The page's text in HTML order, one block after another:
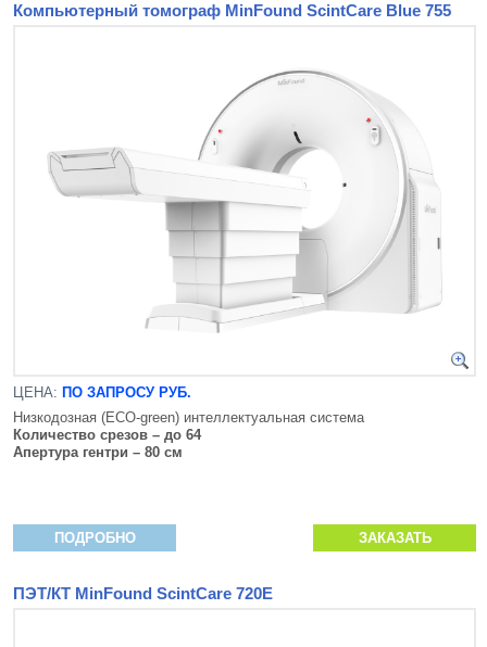
Компьютерный томограф MinFound ScintCare Blue 755
ЦЕНА: ПО ЗАПРОСУ РУБ.
Низкодозная (ECO-green) интеллектуальная система
Количество срезов – до 64
Апертура гентри – 80 см
ПОДРОБНО ЗАКАЗАТЬ
ПЭТ/КТ MinFound ScintCare 720E